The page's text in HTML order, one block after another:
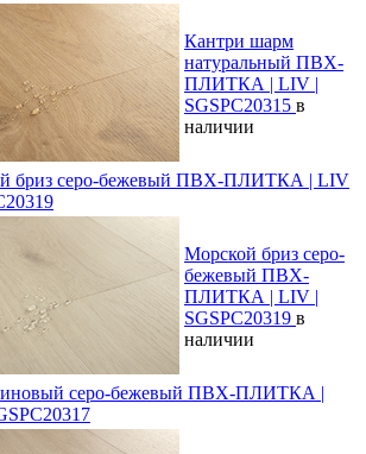
Кантри шарм
натуральный ПВХ-
ПЛИТКА | LIV |
SGSPC20315 в
наличии
бриз серо-бежевый ПВХ-ПЛИТКА | LIV
Морской бриз серо-
бежевый ПВХ-
ПЛИТКА | LIV |
SGSPC20319 в
наличии
серо-бежевый ПВХ-ПЛИТКА |